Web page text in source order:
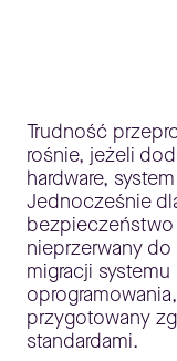
Trudność
rośnie, jeżeli
hardware,
Jednocześnie
bezpieczeństwo
nieprzerwany
migracji
przygotowany
standardami.